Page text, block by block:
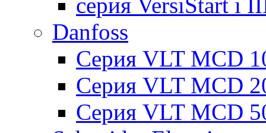
Danfoss
Серия VLT MCD
Серия VLT MCD
Серия VLT MCD